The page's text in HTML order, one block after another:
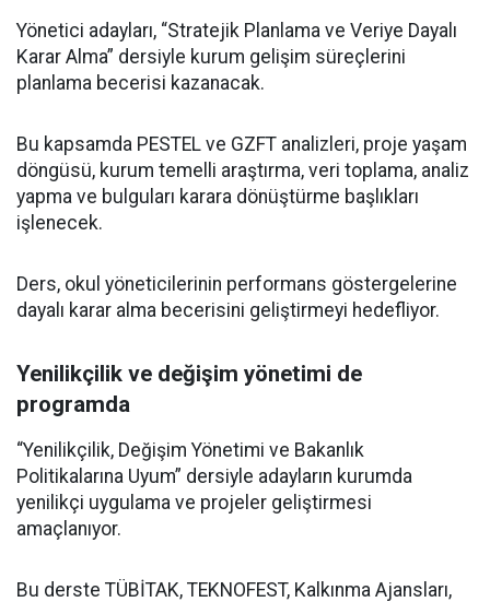
Yönetici adayları, “Stratejik Planlama ve Veriye Dayalı
Karar Alma” dersiyle kurum gelişim süreçlerini
planlama becerisi kazanacak.
Bu kapsamda PESTEL ve GZFT analizleri, proje yaşam
döngüsü, kurum temelli araştırma, veri toplama, analiz
yapma ve bulguları karara dönüştürme başlıkları
işlenecek.
Ders, okul yöneticilerinin performans göstergelerine
dayalı karar alma becerisini geliştirmeyi hedefliyor.
Yenilikçilik ve değişim yönetimi de
programda
“Yenilikçilik, Değişim Yönetimi ve Bakanlık
Politikalarına Uyum” dersiyle adayların kurumda
yenilikçi uygulama ve projeler geliştirmesi
amaçlanıyor.
Bu derste TÜBİTAK, TEKNOFEST, Kalkınma Ajansları,